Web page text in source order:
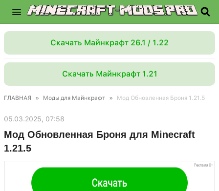
Скачать Майнкрафт 26.1 / 1.22
Скачать Майнкрафт 1.21
ГЛАВНАЯ » Моды для Майнкрафт » Мод Обновленная Броня 1.21.5
05.03.2025, 07:58
Мод Обновленная Броня для Minecraft
1.21.5